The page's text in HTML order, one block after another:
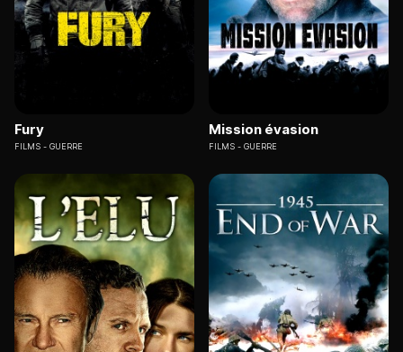
Fury
FILMS GUERRE
Mission évasion
FILMS GUERRE